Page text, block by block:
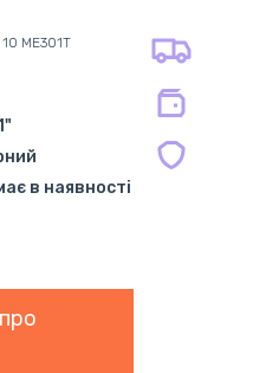
ME301T
в наявності
живлення 12
12 міс.